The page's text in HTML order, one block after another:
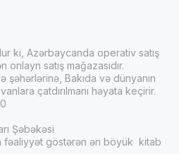
ki, Azərbaycanda operativ satış
onlayn satış mağazasıdır.
şəhərlərinə, Bakıda və dünyanın
çatdırılmanı həyata keçirir.
Şəbəkəsi
fəaliyyət göstərən ən böyük kitab